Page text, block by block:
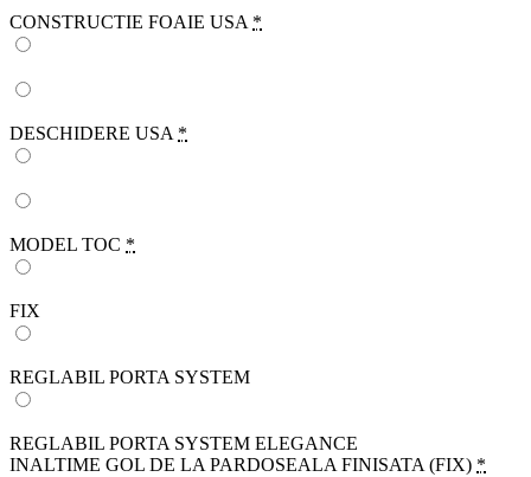
CONSTRUCTIE FOAIE USA *
DESCHIDERE USA *
MODEL TOC *
FIX
REGLABIL PORTA SYSTEM
REGLABIL PORTA SYSTEM ELEGANCE
INALTIME GOL DE LA PARDOSEALA FINISATA (FIX) *